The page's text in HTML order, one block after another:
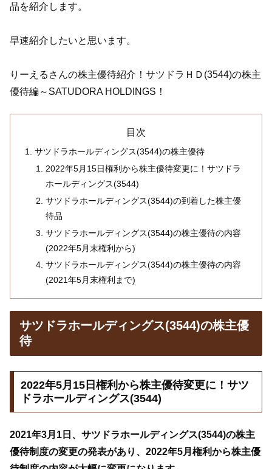
品を紹介します。
早速紹介したいと思います。
りーえるさんの株主優待紹介！サツドラＨＤ(3544)の株主
優待編～SATUDORA HOLDINGS！
目次
サツドラホールディングス(3544)の株主優待
2022年5月15日権利から株主優待変更に！サツドラ
ホールディングス(3544)
サツドラホールディングス(3544)の到着した株主優
待品
サツドラホールディングス(3544)の株主優待の内容
(2022年5月末権利から)
サツドラホールディングス(3544)の株主優待の内容
(2021年5月末権利まで)
サツドラホールディングス(3544)の株主優
待
2022年5月15日権利から株主優待変更に！サツ
ドラホールディングス(3544)
2021年3月1日、サツドラホールディングス(3544)の株主
優待制度の変更の発表があり、2022年5月権利から株主優